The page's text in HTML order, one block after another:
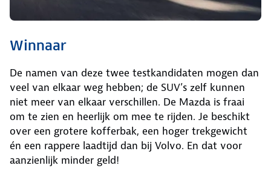
Winnaar
De namen van deze twee testkandidaten mogen dan
veel van elkaar weg hebben; de SUV’s zelf kunnen
niet meer van elkaar verschillen. De Mazda is fraai
om te zien en heerlijk om mee te rijden. Je beschikt
over een grotere kofferbak, een hoger trekgewicht
én een rappere laadtijd dan bij Volvo. En dat voor
aanzienlijk minder geld!